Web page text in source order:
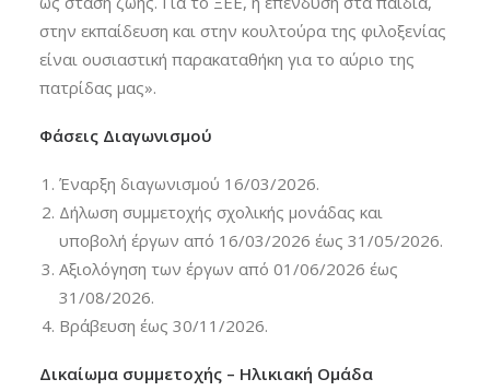
στην εκπαίδευση και στην κουλτούρα της φιλοξενίας
είναι ουσιαστική παρακαταθήκη για το αύριο της
πατρίδας μας».
Φάσεις Διαγωνισμού
Έναρξη διαγωνισμού 16/03/2026.
Δήλωση συμμετοχής σχολικής μονάδας και
υποβολή έργων από 16/03/2026 έως 31/05/2026.
Αξιολόγηση των έργων από 01/06/2026 έως
31/08/2026.
Βράβευση έως 30/11/2026.
Δικαίωμα συμμετοχής – Ηλικιακή Ομάδα